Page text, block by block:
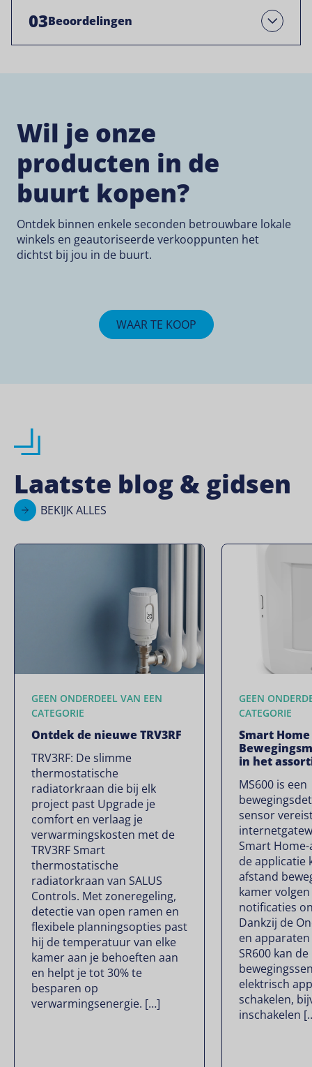
03Beoordelingen Open
Wil je onze
producten in de
buurt kopen?
Ontdek binnen enkele seconden betrouwbare lokale
winkels en geautoriseerde verkooppunten het
dichtst bij jou in de buurt.
WAAR TE KOOP
Laatste blog & gidsen
BEKIJK ALLES
GEEN ONDERDEEL VAN EEN
CATEGORIE
Ontdek de nieuwe TRV3RF
TRV3RF: De slimme
thermostatische
radiatorkraan die bij elk
project past Upgrade je
comfort en verlaag je
verwarmingskosten met de
TRV3RF Smart
thermostatische
radiatorkraan van SALUS
Controls. Met zoneregeling,
detectie van open ramen en
flexibele planningsopties past
hij de temperatuur van elke
kamer aan je behoeften aan
en helpt je tot 30% te
besparen op
verwarmingsenergie. […]
GEEN
CATEGORIE
Smart Home
in het
MS600 is een
sensor
Smart
de applicatie
afstand
kamer
notificaties
Dankzij de
en apparaten
SR600 kan de
elektrisch
schakelen,
inschakelen